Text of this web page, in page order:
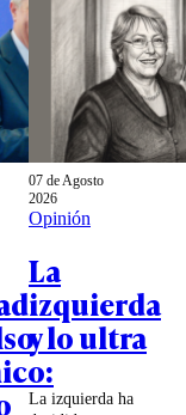
07 de Agosto
2026
Opinión
La
izquierda
y lo ultra
La izquierda ha